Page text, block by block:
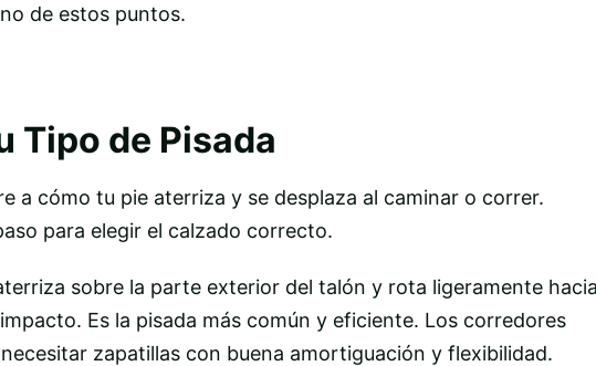
de estos puntos.
Tipo de Pisada
a cómo tu pie aterriza y se desplaza al caminar o correr.
para elegir el calzado correcto.
sobre la parte exterior del talón y rota ligeramente hacia
Es la pisada más común y eficiente. Los corredores
zapatillas con buena amortiguación y flexibilidad.